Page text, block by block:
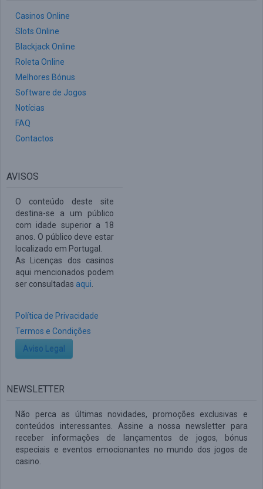
Casinos Online
Slots Online
Blackjack Online
Roleta Online
Melhores Bónus
Software de Jogos
Notícias
FAQ
Contactos
AVISOS
O conteúdo deste site
destina-se a um público
com idade superior a 18
anos. O público deve estar
localizado em Portugal.
As Licenças dos casinos
aqui mencionados podem
ser consultadas aqui
Política de Privacidade
Termos e Condições
Aviso Legal
NEWSLETTER
Não perca as últimas novidades, promoções exclusivas e
conteúdos interessantes. Assine a nossa newsletter para
receber informações de lançamentos de jogos, bónus
especiais e eventos emocionantes no mundo dos jogos de
casino.